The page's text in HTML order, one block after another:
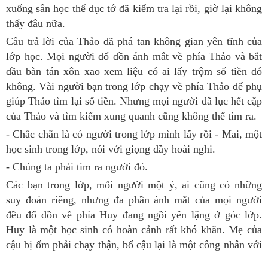
xuống sân học thể dục tớ đã kiểm tra lại rồi, giờ lại không
thấy đâu nữa.
Câu trả lời của Thảo đã phá tan không gian yên tĩnh của
lớp học. Mọi người đổ dồn ánh mắt về phía Thảo và bắt
đầu bàn tán xôn xao xem liệu có ai lấy trộm số tiền đó
không. Vài người bạn trong lớp chạy về phía Thảo để phụ
giúp Thảo tìm lại số tiền. Nhưng mọi người đã lục hết cặp
của Thảo và tìm kiếm xung quanh cũng không thể tìm ra.
- Chắc chắn là có người trong lớp mình lấy rồi - Mai, một
học sinh trong lớp, nói với giọng đầy hoài nghi.
- Chúng ta phải tìm ra người đó.
Các bạn trong lớp, mỗi người một ý, ai cũng có những
suy đoán riêng, nhưng đa phần ánh mắt của mọi người
đều đổ dồn về phía Huy đang ngồi yên lặng ở góc lớp.
Huy là một học sinh có hoàn cảnh rất khó khăn. Mẹ của
cậu bị ốm phải chạy thận, bố cậu lại là một công nhân với